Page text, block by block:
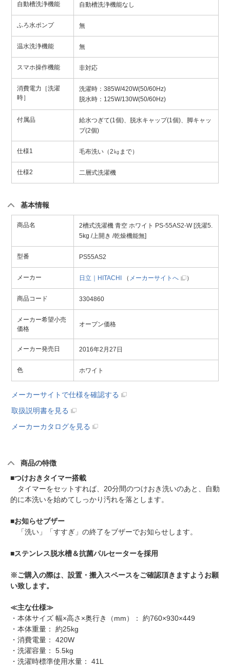
自動槽洗浄機能 自動槽洗浄機能なし
ふろ水ポンプ 無
温水洗浄機能 無
スマホ操作機能 非対応
消費電力［洗濯
時］
洗濯時：385W/420W(50/60Hz)
脱水時：125W/130W(50/60Hz)
付属品
給水つぎて(1個)、脱水キャップ(1個)、脚キャッ
プ(2個)
仕様1 毛布洗い（2㎏まで）
仕様2 二層式洗濯機
基本情報
商品名
2槽式洗濯機 青空 ホワイト PS-55AS2-W [洗濯5.
5kg /上開き /乾燥機能無]
型番 PS55AS2
メーカー 日立｜HITACHI （ メーカーサイトへ ）
商品コード 3304860
メーカー希望小売
価格
オープン価格
メーカー発売日 2016年2月27日
色 ホワイト
メーカーサイトで仕様を確認する
取扱説明書を見る
メーカーカタログを見る
商品の特徴
■つけおきタイマー搭載
タイマーをセットすれば、20分間のつけおき洗いのあと、自動
的に本洗いを始めてしっかり汚れを落とします。
■お知らせブザー
「洗い」「すすぎ」の終了をブザーでお知らせします。
■ステンレス脱水槽＆抗菌パルセーターを採用
※ご購入の際は、設置・搬入スペースをご確認頂きますようお願
い致します。
≪主な仕様≫
・本体サイズ 幅×高さ×奥行き（mm）： 約760×930×449
・本体重量： 約25kg
・消費電量： 420W
・洗濯容量： 5.5kg
・洗濯時標準使用水量： 41L